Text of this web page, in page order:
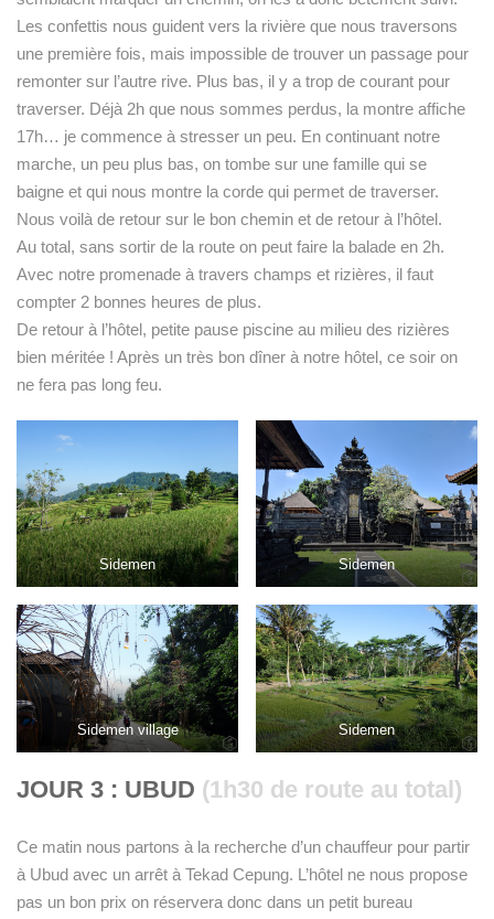
Les confettis nous guident vers la rivière que nous traversons
une première fois, mais impossible de trouver un passage pour
remonter sur l’autre rive. Plus bas, il y a trop de courant pour
traverser. Déjà 2h que nous sommes perdus, la montre affiche
17h… je commence à stresser un peu. En continuant notre
marche, un peu plus bas, on tombe sur une famille qui se
baigne et qui nous montre la corde qui permet de traverser.
Nous voilà de retour sur le bon chemin et de retour à l’hôtel.
Au total, sans sortir de la route on peut faire la balade en 2h.
Avec notre promenade à travers champs et rizières, il faut
compter 2 bonnes heures de plus.
De retour à l’hôtel, petite pause piscine au milieu des rizières
bien méritée ! Après un très bon dîner à notre hôtel, ce soir on
ne fera pas long feu.
Sidemen Sidemen
Sidemen village Sidemen
JOUR 3 : UBUD (1h30 de route au total)
Ce matin nous partons à la recherche d’un chauffeur pour partir
à Ubud avec un arrêt à Tekad Cepung. L’hôtel ne nous propose
pas un bon prix on réservera donc dans un petit bureau